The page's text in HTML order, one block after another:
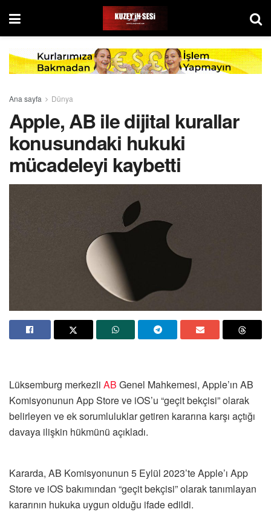
Ana sayfa Dünya
Apple, AB ile dijital kurallar
konusundaki hukuki
mücadeleyi kaybetti
Lüksemburg merkezli AB Genel Mahkemesi, Apple’ın AB
Komisyonunun App Store ve iOS’u “geçit bekçisi” olarak
belirleyen ve ek sorumluluklar getiren kararına karşı açtığı
davaya ilişkin hükmünü açıkladı.
Kararda, AB Komisyonunun 5 Eylül 2023’te Apple’ı App
Store ve iOS bakımından “geçit bekçisi” olarak tanımlayan
kararının hukuka uygun olduğu ifade edildi.